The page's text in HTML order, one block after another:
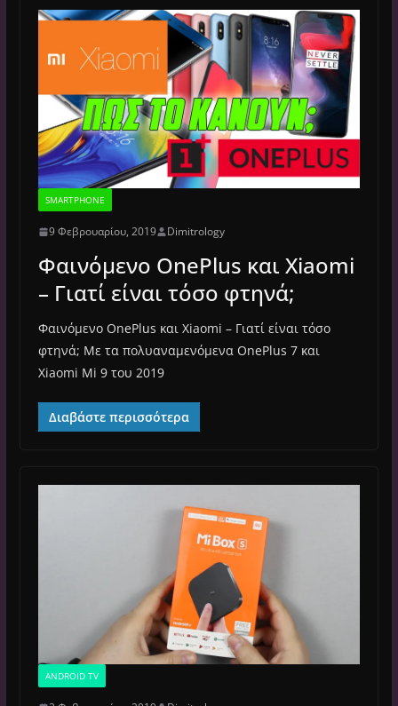
SMARTPHONE
9 Φεβρουαρίου, 2019 Dimitrology
Φαινόμενο OnePlus και Xiaomi
– Γιατί είναι τόσο φτηνά;
Φαινόμενο OnePlus και Xiaomi – Γιατί είναι τόσο
φτηνά; Με τα πολυαναμενόμενα OnePlus 7 και
Xiaomi Mi 9 του 2019
Διαβάστε περισσότερα
ANDROID TV